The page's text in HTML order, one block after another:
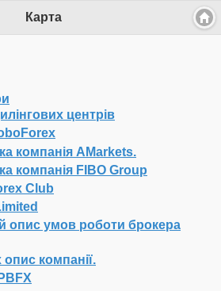
Карта
центрів
компанія AMarkets.
компанія FIBO Group
Club
опис умов роботи брокера
опис компанії.